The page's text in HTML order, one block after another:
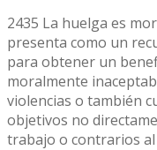
2435 La huelga es
presenta como un
para obtener un
moralmente
violencias o también
objetivos no
trabajo o contrarios